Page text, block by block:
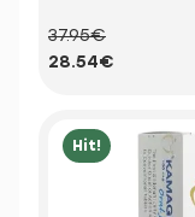
37.95€
28.54€
Hit!